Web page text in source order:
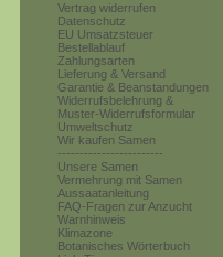
Vertrag widerrufen
Datenschutz
EU Umsatzsteuer
Bestellablauf
Zahlungsarten
Lieferung & Versand
Garantie & Beanstandungen
Widerrufsbelehrung &
Muster-Widerrufsformular
Umweltschutz
Wir kaufen Samen
------------------------
Unsere Samen
Vermehrung mit Samen
Aussaatanleitung
FAQ-Fragen zur Anzucht
Warnhinweis
Klimazone
Botanisches Wörterbuch